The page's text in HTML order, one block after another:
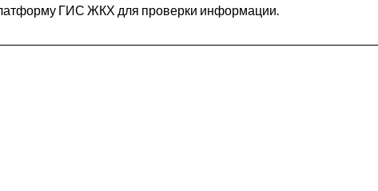
ГИС ЖКХ для проверки информации.